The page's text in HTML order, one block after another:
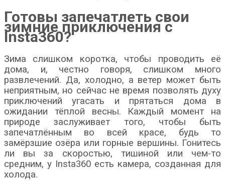
Готовы запечатлеть свои
зимние приключения с
Insta360?
Зима слишком коротка, чтобы проводить её
дома, и, честно говоря, слишком много
развлечений. Да, холодно, а ветер может быть
неприятным, но сейчас не время позволять духу
приключений угасать и прятаться дома в
ожидании тёплой весны. Каждый момент на
природе заслуживает того, чтобы быть
запечатлённым во всей красе, будь то
замёрзшие озёра или горные вершины. Гонитесь
ли вы за скоростью, тишиной или чем-то
средним, у Insta360 есть камера, созданная для
холода.